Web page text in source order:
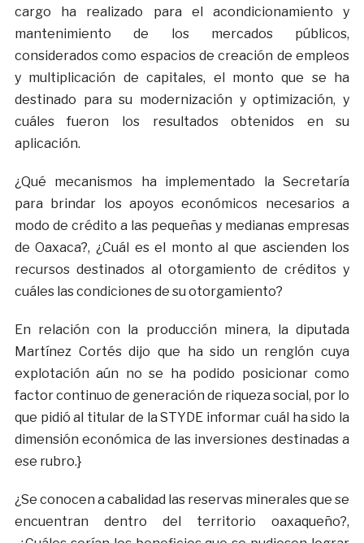
cargo ha realizado para el acondicionamiento y
mantenimiento de los mercados públicos,
considerados como espacios de creación de empleos
y multiplicación de capitales, el monto que se ha
destinado para su modernización y optimización, y
cuáles fueron los resultados obtenidos en su
aplicación.
¿Qué mecanismos ha implementado la Secretaría
para brindar los apoyos económicos necesarios a
modo de crédito a las pequeñas y medianas empresas
de Oaxaca?, ¿Cuál es el monto al que ascienden los
recursos destinados al otorgamiento de créditos y
cuáles las condiciones de su otorgamiento?
En relación con la producción minera, la diputada
Martínez Cortés dijo que ha sido un renglón cuya
explotación aún no se ha podido posicionar como
factor continuo de generación de riqueza social, por lo
que pidió al titular de la STYDE informar cuál ha sido la
dimensión económica de las inversiones destinadas a
ese rubro.}
¿Se conocen a cabalidad las reservas minerales que se
encuentran dentro del territorio oaxaqueño?,